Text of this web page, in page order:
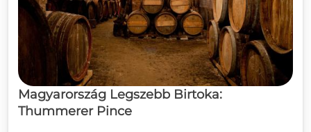
Magyarország Legszebb Birtoka:
Thummerer Pince